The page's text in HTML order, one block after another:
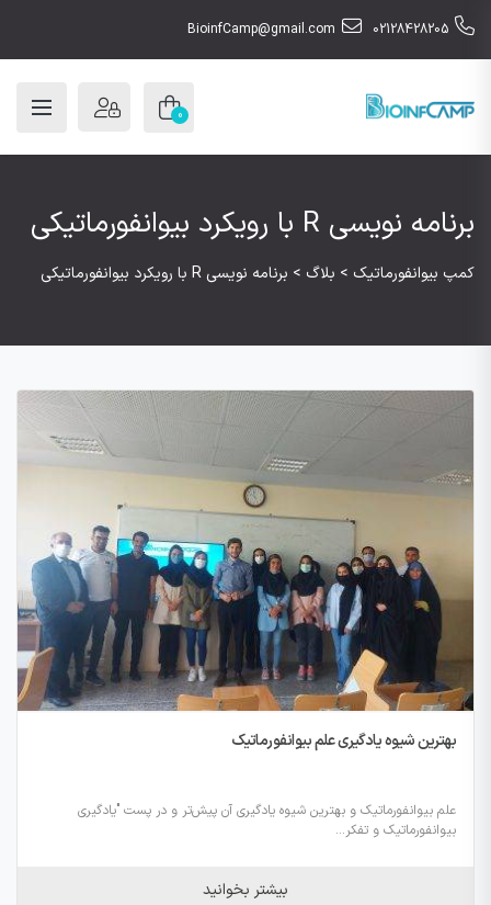
02128428205
BioinfCamp@gmail.com
0
برنامه نویسی R با رویکرد بیوانفورماتیکی
کمپ بیوانفورماتیک > بلاگ > برنامه نویسی R با رویکرد بیوانفورماتیکی
بهترین شیوه یادگیری علم بیوانفورماتیک
علم بیوانفورماتیک و بهترین شیوه یادگیری آن پیش‌تر و در پست "یادگیری
بیوانفورماتیک و تفکر...
بیشتر بخوانید